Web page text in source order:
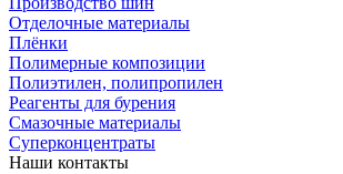
Отделочные материалы
Плёнки
Полимерные композиции
Полиэтилен, полипропилен
Реагенты для бурения
Смазочные материалы
Суперконцентраты
Наши контакты